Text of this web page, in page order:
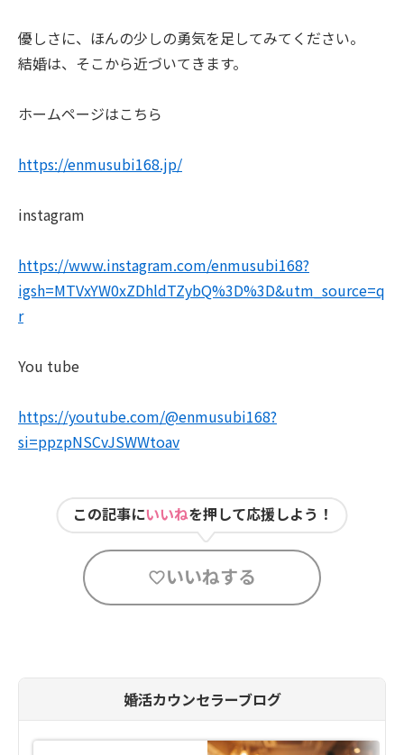
優しさに、ほんの少しの勇気を足してみてください。
結婚は、そこから近づいてきます。
ホームページはこちら
https://enmusubi168.jp/
instagram
https://www.instagram.com/enmusubi168?
igsh=MTVxYW0xZDhldTZybQ%3D%3D&utm_source=q
r
You tube
https://youtube.com/@enmusubi168?
si=ppzpNSCvJSWWtoav
この記事にいいねを押して応援しよう！
いいねする
婚活カウンセラーブログ